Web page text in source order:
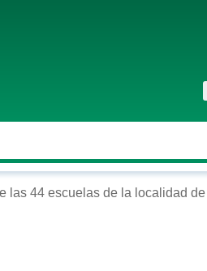
las 44 escuelas de la localidad de